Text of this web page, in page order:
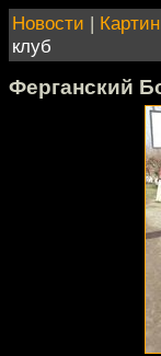
Новости |
клуб
Ферганский